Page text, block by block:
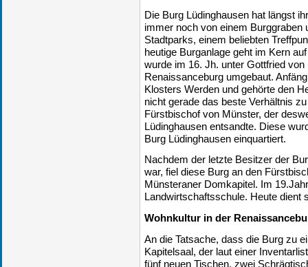
Die Burg Lüdinghausen hat längst
immer noch von einem Burggraben
Stadtparks, einem beliebten
heutige Burganlage geht im Kern
wurde im 16. Jh. unter Gottfried
Renaissanceburg umgebaut.
Klosters Werden und gehörte den
nicht gerade das beste Verhältnis
Fürstbischof von Münster, der
Lüdinghausen entsandte. Diese
Burg Lüdinghausen einquartiert.
Nachdem der letzte Besitzer der
war, fiel diese Burg an den
Münsteraner Domkapitel. Im
Landwirtschaftsschule. Heute dient
Wohnkultur in der
An die Tatsache, dass die Burg zu
Kapitelsaal, der laut einer
fünf neuen Tischen, zwei